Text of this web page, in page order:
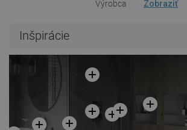
Výrobca Zobraziť
Inšpirácie